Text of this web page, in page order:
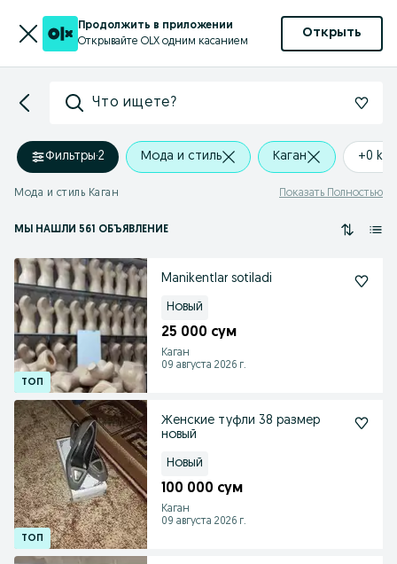
Продолжить в приложении
Открывайте OLX одним касанием
Открыть
Что ищете?
Фильтры·2 Мода и стиль Каган +0 km
Мода и стиль Каган Показать Полностью
МЫ НАШЛИ 561 ОБЪЯВЛЕНИЕ
Manikentlar sotiladi
Новый
25 000 сум
Каган
09 августа 2026 г.
Женские туфли 38 размер
новый
Новый
100 000 сум
Каган
09 августа 2026 г.